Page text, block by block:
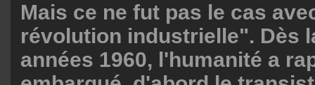
Mais ce ne fut pas le cas
révolution industrielle". Dès
années 1960, l'humanité a